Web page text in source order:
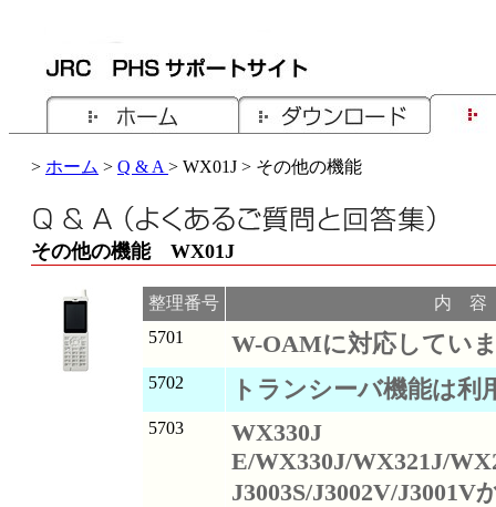
> ホーム > Q & A > WX01J > その他の機能
その他の機能 WX01J
整理番号
内 容
5701
W-OAMに対応してい
5702 トランシーバ機能は利
5703
WX330J
E/WX330J/WX321J/
J3003S/J3002V/J3001V